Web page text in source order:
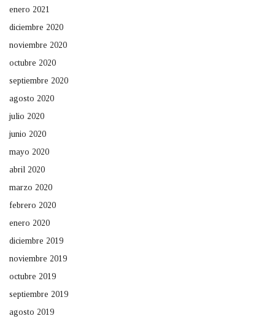
enero 2021
diciembre 2020
noviembre 2020
octubre 2020
septiembre 2020
agosto 2020
julio 2020
junio 2020
mayo 2020
abril 2020
marzo 2020
febrero 2020
enero 2020
diciembre 2019
noviembre 2019
octubre 2019
septiembre 2019
agosto 2019